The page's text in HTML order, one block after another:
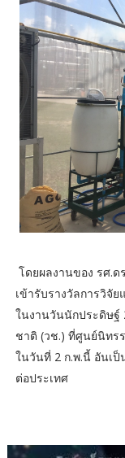
โดยผลงานของ รศ.ด
เข้ารับรางวัลการวิจั
ในงานวันนักประดิษฐ์
ชาติ (วช.) ที่ศูนย์นิทร
ในวันที่ 2 ก.พ.นี้ อันเ
ต่อประเทศ